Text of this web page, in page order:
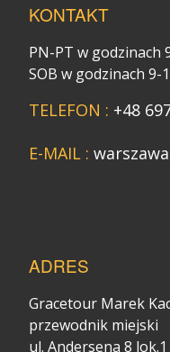
KONTAKT
PN-PT w godzinach
SOB w godzinach 9-
TELEFON : +48
E-MAIL :
ADRES
Gracetour Marek
przewodnik miejski
ul. Andersena 8 lok.1